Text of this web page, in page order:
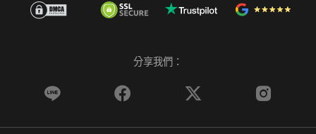
分享我們：
   